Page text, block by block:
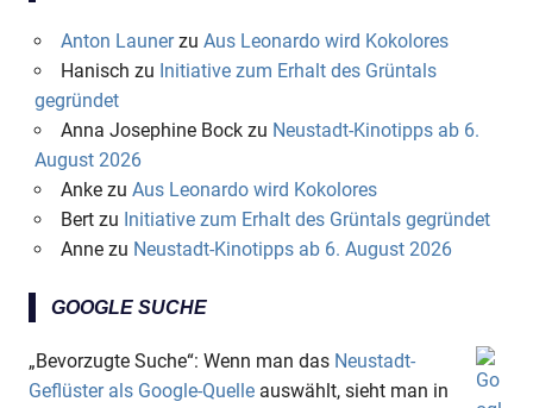
Anton Launerzu Aus Leonardo wird Kokolores
Hanisch zu Initiative zum Erhalt des Grüntals
gegründet
Anna Josephine Bockzu Neustadt-Kinotipps ab 6.
August 2026
Ankezu Aus Leonardo wird Kokolores
Bertzu Initiative zum Erhalt des Grüntals gegründet
Annezu Neustadt-Kinotipps ab 6. August 2026
GOOGLE SUCHE
„Bevorzugte Suche“: Wenn man das Neustadt-
Geflüster als Google-Quelle auswählt, sieht man in